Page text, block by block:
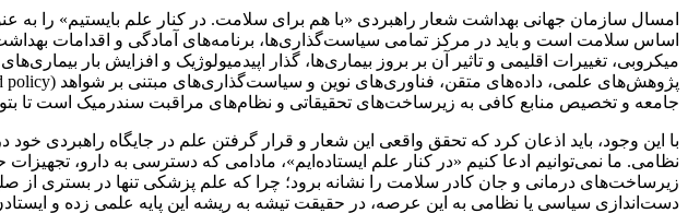
امسال سازمان جهانی بهداشت شعار راهبردی «با هم برای سلامت. در کنار علم بایستیم» را به
اساس سلامت است و باید در مرکز تمامی سیاست‌گذاری‌ها، برنامه‌های آمادگی و اقدامات
میکروبی، تغییرات اقلیمی و تاثیر آن بر بروز بیماری‌ها، گذار اپیدمیولوژیک و افزایش بار
جامعه و تخصیص منابع کافی به زیرساخت‌های تحقیقاتی و نظام‌های مراقبت سندرمیک است تا
با این وجود، باید اذعان کرد که تحقق واقعی این شعار و قرار گرفتن علم در جایگاه
نظامی. ما نمی‌توانیم ادعا کنیم «در کنار علم ایستاده‌ایم»، مادامی که دسترسی به دارو،
زیرساخت‌های درمانی و جان کادر سلامت را نشانه برود؛ چرا که علم پزشکی تنها در بستری از
دست‌اندازی سیاسی یا نظامی به این عرصه، در حقیقت تیشه به ریشه این پایه علمی زده و